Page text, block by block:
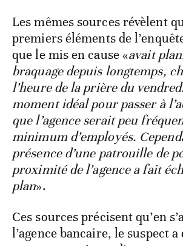
Les mêmes sources révèlent
premiers éléments de
que le mis en cause «avait
braquage depuis longtemps,
l’heure de la prière du
moment idéal pour passer à
que l’agence serait peu
minimum d’employés.
présence d’une patrouille de
proximité de l’agence a fait
plan».
Ces sources précisent qu’en
l’agence bancaire, le suspect a